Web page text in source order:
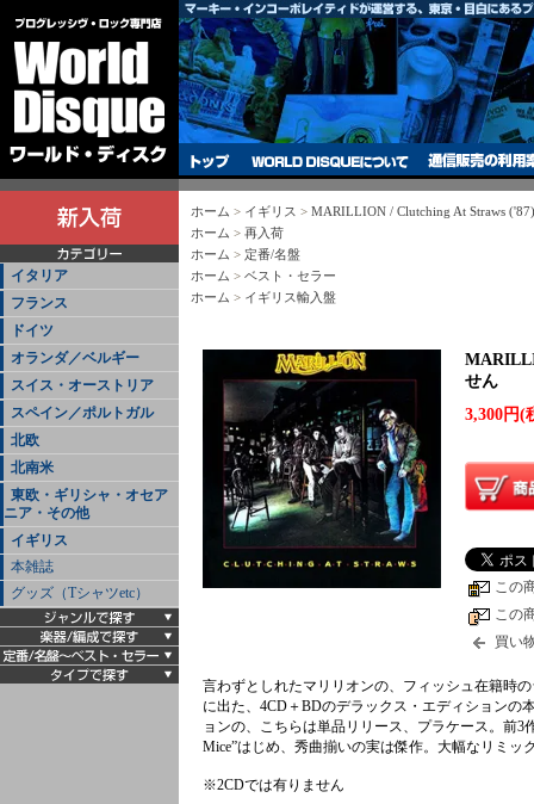
イタリア
フランス
ドイツ
オランダ／ベルギー
スイス・オーストリア
スペイン／ポルトガル
北欧
北南米
東欧・ギリシャ・オセア
ニア・その他
イギリス
本雑誌
グッズ（Tシャツetc）
ホーム > イギリス > MARILLION / Clutching At Straws
ホーム > 再入荷
ホーム > 定番/名盤
ホーム > ベスト・セラー
ホーム > イギリス輸入盤
せん
3,300円(
この
この
買い
言わずとしれたマリリオンの、フィッシュ在籍時
に出た、4CD＋BDのデラックス・エディションの
ョンの、こちらは単品リリース、プラケース。前3
Mice”はじめ、秀曲揃いの実は傑作。大幅なリミッ
※2CDでは有りません